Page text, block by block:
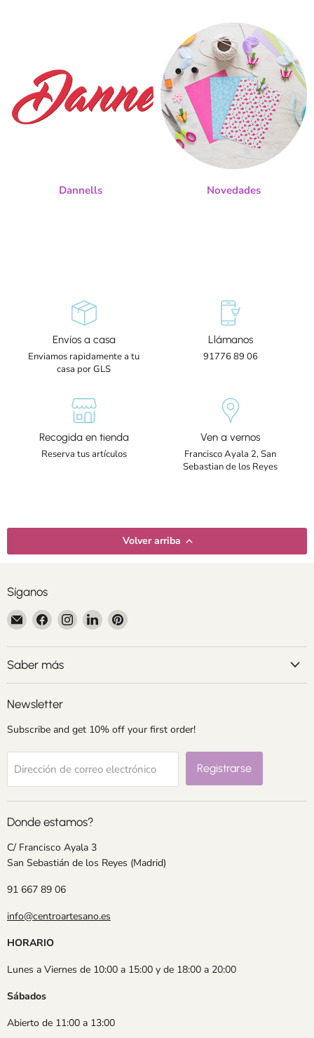
Dannells Novedades
Envíos a casa
Enviamos rapidamente a tu
casa por GLS
Llámanos
91776 89 06
Recogida en tienda
Reserva tus artículos
Ven a vernos
Francisco Ayala 2, San
Sebastian de los Reyes
Volver arriba
Síganos
Encuéntrenos
en
Correo
electrónico
Encuéntrenos
en
Facebook
Encuéntrenos
en
Instagram
Encuéntrenos
en
LinkedIn
Encuéntrenos
Pinterest
Saber más
Newsletter
Subscribe and get 10% off your first order!
Dirección de correo electrónico Registrarse
Donde estamos?
C/ Francisco Ayala 3
San Sebastián de los Reyes (Madrid)
91 667 89 06
info@centroartesano.es
HORARIO
Lunes a Viernes de 10:00 a 15:00 y de 18:00 a 20:00
Sábados
Abierto de 11:00 a 13:00